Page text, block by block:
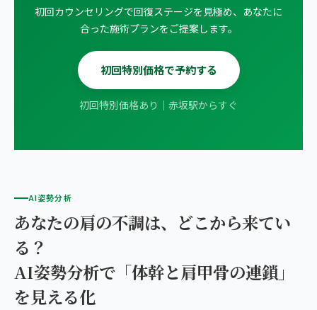
初回カウンセリングで回復ステージを見極め、あなたに
合った施術プランをご提案します。
初回特別価格で予約する
初回特別価格あり｜赤坂駅からすぐ
AI姿勢分析
あなたの肩の不調は、どこから来てい
る？
AI姿勢分析で「体幹と肩甲骨の連鎖」
を見える化